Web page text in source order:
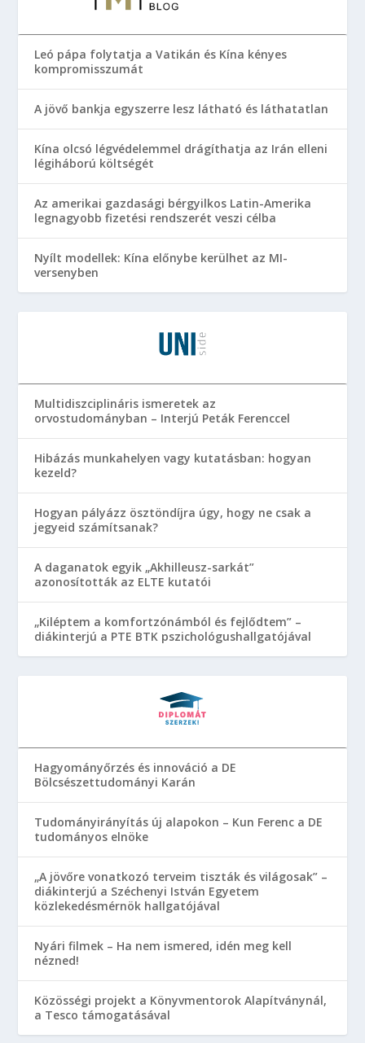
Leó pápa folytatja a Vatikán és Kína kényes
kompromisszumát
A jövő bankja egyszerre lesz látható és láthatatlan
Kína olcsó légvédelemmel drágíthatja az Irán elleni
légiháború költségét
Az amerikai gazdasági bérgyilkos Latin-Amerika
legnagyobb fizetési rendszerét veszi célba
Nyílt modellek: Kína előnybe kerülhet az MI-
versenyben
Multidiszciplináris ismeretek az
orvostudományban – Interjú Peták Ferenccel
Hibázás munkahelyen vagy kutatásban: hogyan
kezeld?
Hogyan pályázz ösztöndíjra úgy, hogy ne csak a
jegyeid számítsanak?
A daganatok egyik „Akhilleusz-sarkát”
azonosították az ELTE kutatói
„Kiléptem a komfortzónámból és fejlődtem” –
diákinterjú a PTE BTK pszichológushallgatójával
Hagyományőrzés és innováció a DE
Bölcsészettudományi Karán
Tudományirányítás új alapokon – Kun Ferenc a DE
tudományos elnöke
„A jövőre vonatkozó terveim tiszták és világosak” –
diákinterjú a Széchenyi István Egyetem
közlekedésmérnök hallgatójával
Nyári filmek – Ha nem ismered, idén meg kell
nézned!
Közösségi projekt a Könyvmentorok Alapítványnál,
a Tesco támogatásával